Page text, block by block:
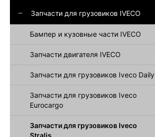
Запчасти для грузовиков IVECO
Бампер и кузовные части IVECO
Запчасти двигателя IVECO
Запчасти для грузовиков Iveco Daily
Запчасти для грузовиков Iveco
Eurocargo
Запчасти для грузовиков Iveco
Stralis